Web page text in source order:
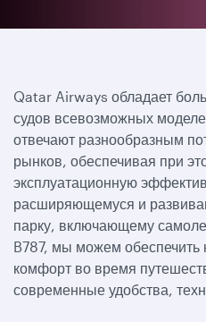
Qatar Airways обладает
судов всевозможных
отвечают разнообразным
рынков, обеспечивая при
эксплуатационную
расширяющемуся и
парку, включающему
B787, мы можем
комфорт во время
современные удобства,